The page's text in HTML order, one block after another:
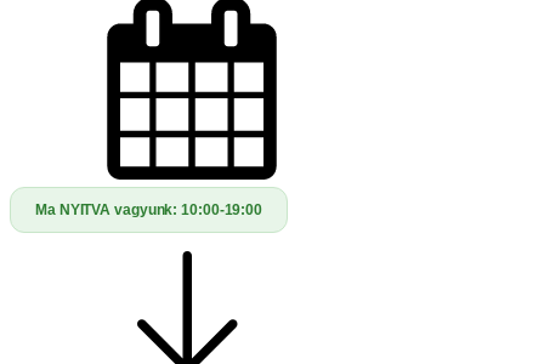
Ma NYITVA vagyunk:10:00-19:00